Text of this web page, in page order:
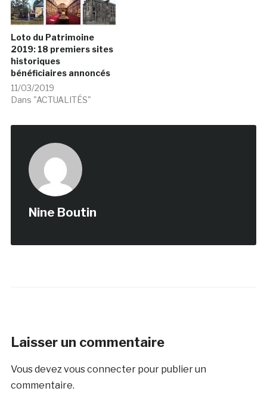
Loto du Patrimoine
2019: 18 premiers sites
historiques
bénéficiaires annoncés
11/03/2019
Dans "ACTUALITÉS"
Nine Boutin
Laisser un commentaire
Vous devez vous connecter pour publier un
commentaire.